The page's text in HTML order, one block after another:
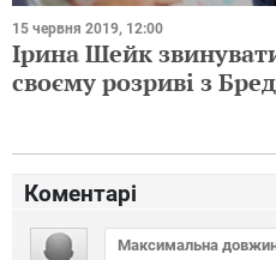
15 червня 2019, 12:00
Ірина Шейк
своєму розриві з
Коментарі